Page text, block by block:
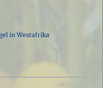
in Westafrika